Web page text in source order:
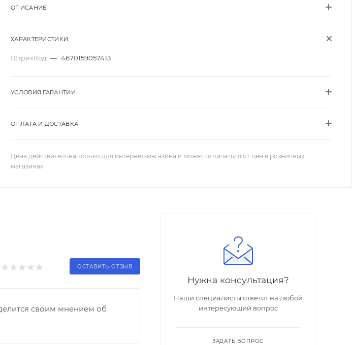
ОПИСАНИЕ
ХАРАКТЕРИСТИКИ
ШтрихКод — 4670159057413
УСЛОВИЯ ГАРАНТИИ
ОПЛАТА И ДОСТАВКА
Цена действительна только для интернет-магазина и может отличаться от цен в розничных
магазинах
ОСТАВИТЬ ОТЗЫВ
своим мнением об
Нужна консультация?
Наши специалисты ответят на любой
интересующий вопрос
ЗАДАТЬ ВОПРОС